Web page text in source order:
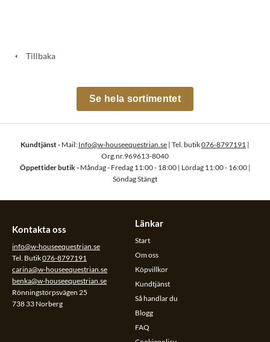
Tillbaka
Se hela sortimentet
Kundtjänst - Mail: Info@w-houseequestrian.se | Tel. butik076-8797191 |
Org.nr.969613-8040
Öppettider butik - Måndag - Fredag 11:00 - 18:00 | Lördag 11:00 - 16:00 |
Söndag Stängt
Kontakta oss
info@w-houseequestrian.se
Tel. Butik076-8797191
carina@w-houseequestrian.se
benka@w-houseequestrian.se
Rönningstorpsvägen 25
738 33 Norberg
Länkar
Start
Om oss
Köpvillkor
Kundtjänst
Så handlar du
Blogg
FAQ